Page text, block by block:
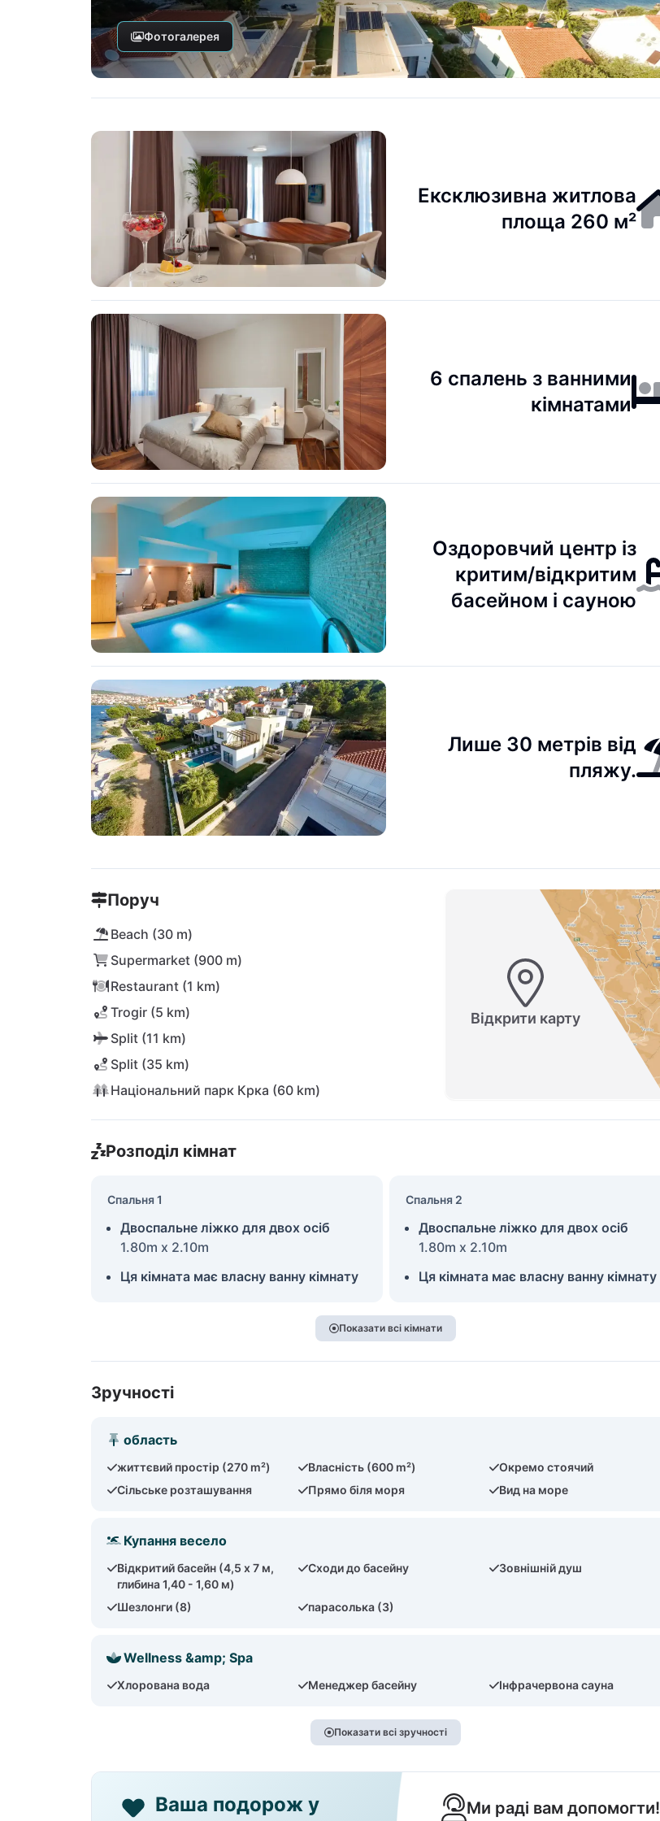
Фотогалерея
Ексклюзивна житлова
площа 260 м²
6 спалень з ванними
кімнатами
Оздоровчий центр із
критим/відкритим
басейном і сауною
Лише 30 метрів від
пляжу.
Поруч
Beach (30 m)
Supermarket (900 m)
Restaurant (1 km)
Trogir (5 km)
Split (11 km)
Split (35 km)
Національний парк Крка (60 km)
Відкрити карту
Розподіл кімнат
Спальня 1
Двоспальне ліжко для двох осіб
1.80m x 2.10m
Ця кімната має власну ванну кімнату
Спальня 2
Двоспальне ліжко для двох осіб
1.80m x 2.10m
Ця кімната має власну ванну кімнату
Показати всі кімнати
Зручності
область
життєвий простір (270 m²) Власність (600 m²)
Окремо стоячий
Сільське розташування
Прямо біля моря Вид на море
Купання весело
Відкритий басейн (4,5 х 7 м,
глибина 1,40 - 1,60 м)
Сходи до басейну Зовнішній душ
Шезлонги (8) парасолька (3)
Wellness &amp; Spa
Хлорована вода Менеджер басейну Інфрачервона сауна
Показати всі зручності
Ваша подорож у
Ми раді вам допомогти!